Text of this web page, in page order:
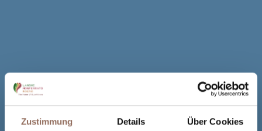
Zustimmung Details Über Cookies